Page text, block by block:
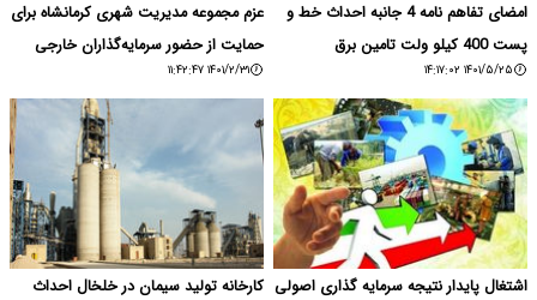
امضای تفاهم نامه 4 جانبه احداث خط و
پست 400 کیلو ولت تامین برق
۱۴۰۱/۵/۲۵ ۱۴:۱۷:۰۲
عزم مجموعه مدیریت شهری کرمانشاه برای
حمایت از حضور سرمایه‌گذاران خارجی
۱۴۰۱/۲/۳۱ ۱۱:۴۲:۴۷
اشتغال پایدار نتیجه سرمایه گذاری اصولی کارخانه تولید سیمان در خلخال احداث